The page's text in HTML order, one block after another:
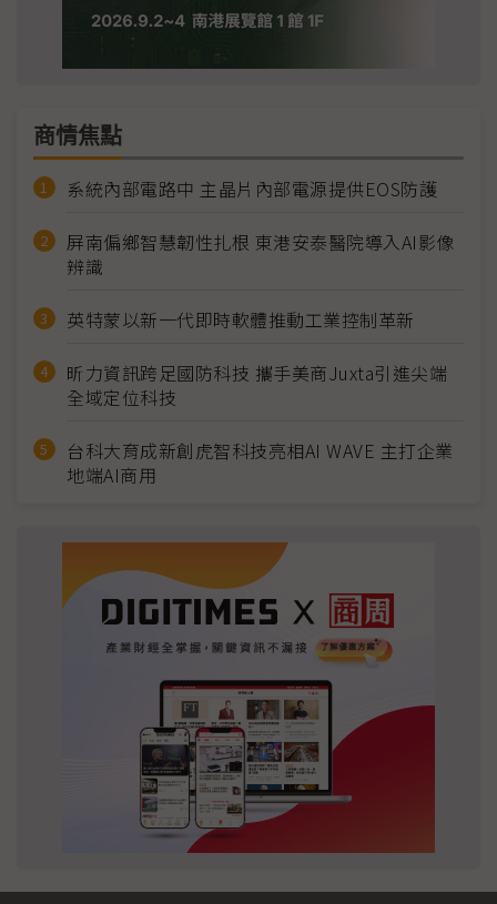
商情焦點
系統內部電路中 主晶片內部電源提供EOS防護
屏南偏鄉智慧韌性扎根 東港安泰醫院導入AI影像
辨識
英特蒙以新一代即時軟體推動工業控制革新
昕力資訊跨足國防科技 攜手美商Juxta引進尖端
全域定位科技
台科大育成新創虎智科技亮相AI WAVE 主打企業
地端AI商用